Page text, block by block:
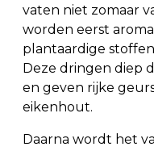
vaten niet zomaar
worden eerst
plantaardige
Deze dringen diep
en geven rijke
eikenhout.
Daarna wordt het